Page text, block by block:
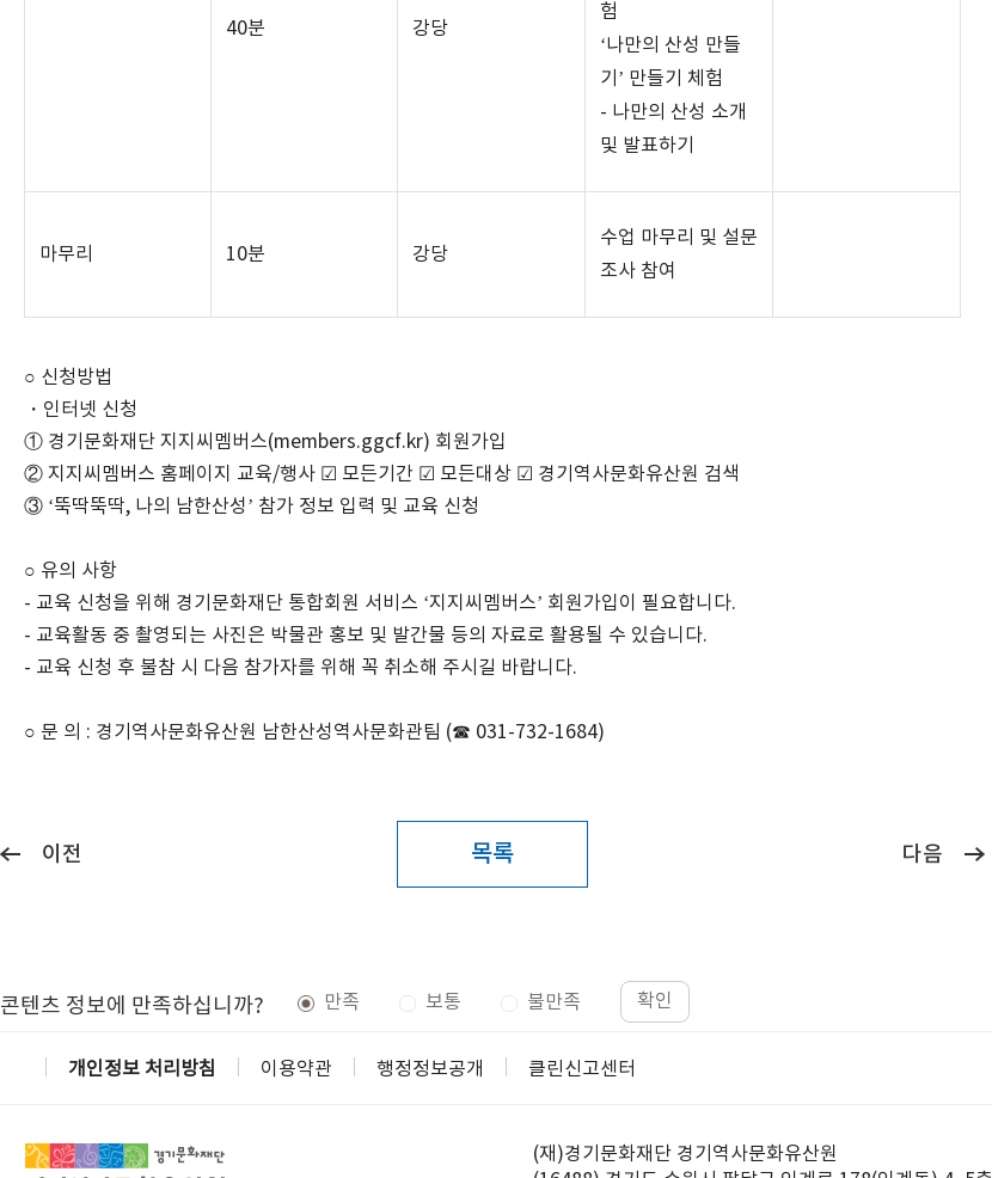
40분 강당
험
‘나만의 산성 만들
기 ’ 만들기 체험
- 나만의 산성 소개
및 발표하기
마무리 10분 강당
수업 마무리 및 설문
조사 참여
○ 신청방법
・인터넷 신청
① 경기문화재단 지지씨멤버스(members.ggcf.kr) 회원가입
② 지지씨멤버스 홈페이지 교육/행사 ☑ 모든기간 ☑ 모든대상 ☑ 경기역사문화유산원 검색
③ ‘뚝딱뚝딱, 나의 남한산성’ 참가 정보 입력 및 교육 신청
○ 유의 사항
- 교육 신청을 위해 경기문화재단 통합회원 서비스 ‘지지씨멤버스’ 회원가입이 필요합니다.
- 교육활동 중 촬영되는 사진은 박물관 홍보 및 발간물 등의 자료로 활용될 수 있습니다.
- 교육 신청 후 불참 시 다음 참가자를 위해 꼭 취소해 주시길 바랍니다.
○ 문 의 : 경기역사문화유산원 남한산성역사문화관팀 (☎ 031-732-1684)
이전 목록 다음
콘텐츠 정보에 만족하십니까? 만족 보통 불만족 확인
개인정보 처리방침 이용약관 행정정보공개 클린신고센터
(재)경기문화재단 경기역사문화유산원